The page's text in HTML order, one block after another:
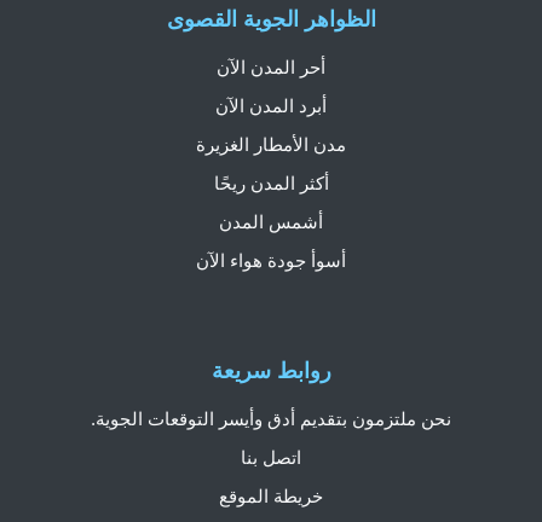
روابط سريعة
نحن ملتزمون بتقديم أدق وأيسر التوقعات الجوية.
اتصل بنا
خريطة الموقع
الظواهر الجوية القصوى
أحر المدن الآن
أبرد المدن الآن
مدن الأمطار الغزيرة
أكثر المدن ريحًا
أشمس المدن
أسوأ جودة هواء الآن